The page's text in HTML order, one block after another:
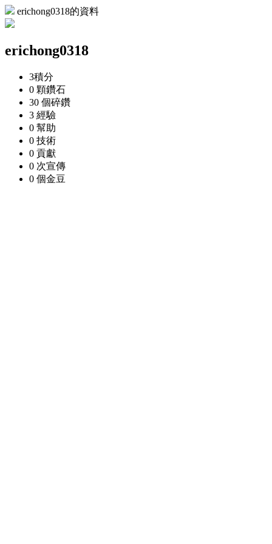
erichong0318的資料
erichong0318
3積分
0 顆鑽石
30 個碎鑽
3 經驗
0 幫助
0 技術
0 貢獻
0 次宣傳
0 個金豆